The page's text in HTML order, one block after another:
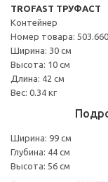
TROFAST ТРУФАСТ
Контейнер
Номер товара:
Ширина: 30 см
Высота: 10 см
Длина: 42 см
Вес: 0.34 кг
Ширина: 99 см
Глубина: 44 см
Высота: 56 см